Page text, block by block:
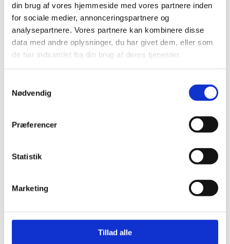
din brug af vores hjemmeside med vores partnere inden
for sociale medier, annonceringspartnere og
analysepartnere. Vores partnere kan kombinere disse
data med andre oplysninger, du har givet dem, eller som
de har indsamlet fra din brug af deres tjenester.
Nødvendig
Præferencer
Statistik
Marketing
Tillad alle
Bedre kontrol med
dyretransporter
27.03.19 LEDER
Dyretransport
Nu SKAL de syge grise passes
Veterinært udsyn
REFERAT